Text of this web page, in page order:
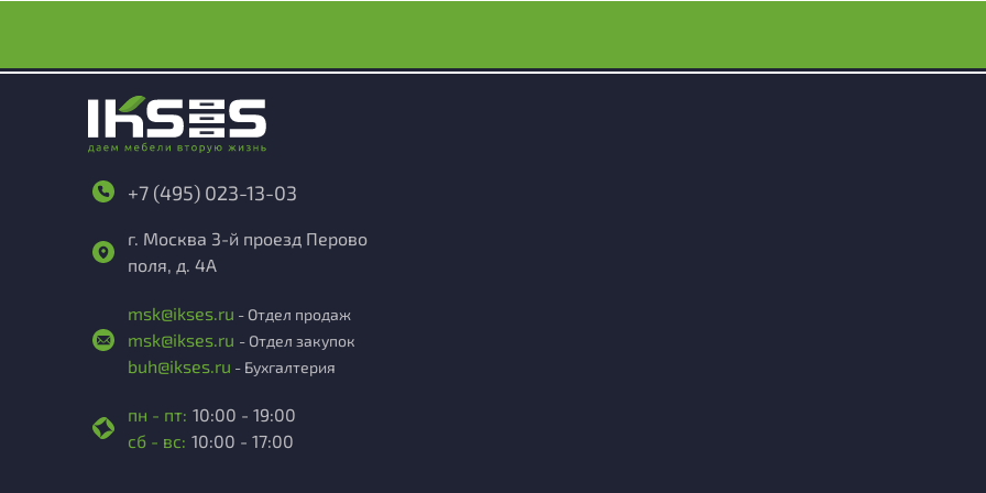
+7 (495) 023-13-03
г. Москва 3-й проезд Перово
поля, д. 4А
msk@ikses.ru - Отдел продаж
msk@ikses.ru - Отдел закупок
buh@ikses.ru - Бухгалтерия
пн - пт: 10:00 - 19:00
сб - вс: 10:00 - 17:00